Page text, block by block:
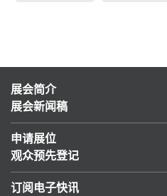
展会简介
展会新闻稿
申请展位
观众预先登记
订阅电子快讯